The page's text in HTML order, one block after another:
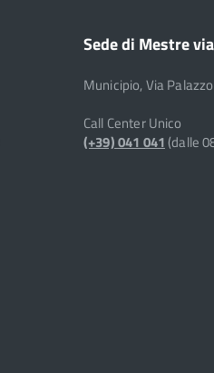
Sede di Mestre
Municipio, Via
Call Center Unico
(+39) 041 041(dalle